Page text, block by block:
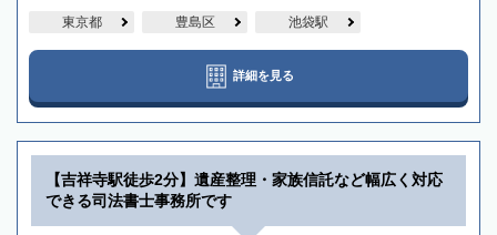
東京都 豊島区 池袋駅
詳細を見る
【吉祥寺駅徒歩2分】遺産整理・家族信託など幅広く対応
できる司法書士事務所です